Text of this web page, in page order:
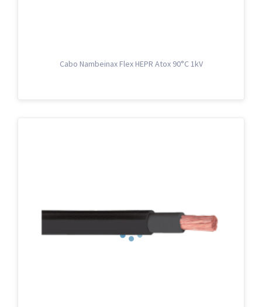
Cabo Nambeinax Flex HEPR Atox 90°C 1kV